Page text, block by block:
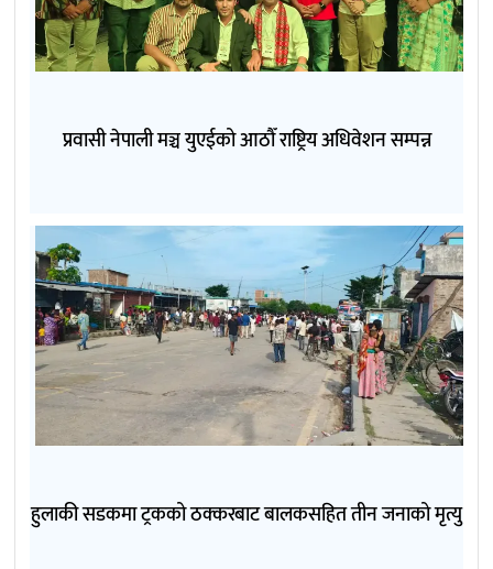
प्रवासी नेपाली मञ्च युएईको आठौँ राष्ट्रिय अधिवेशन सम्पन्न
हुलाकी सडकमा ट्रकको ठक्करबाट बालकसहित तीन जनाको मृत्यु